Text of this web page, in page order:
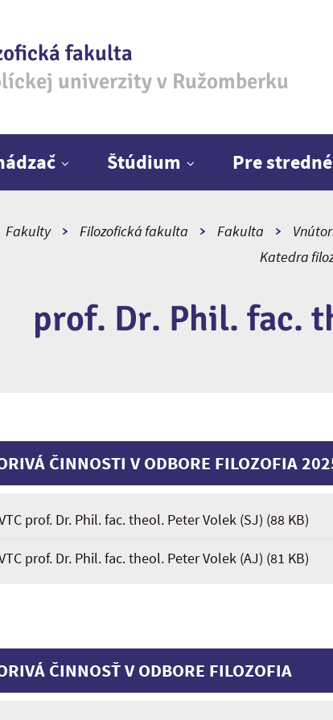
fakulta
univerzity v Ružomberku
Štúdium Pre
Fakulty Filozofická fakulta Fakulta
Katedra
prof. Dr. Phil. fac.
ČINNOSTI V ODBORE FILOZOFIA
prof. Dr. Phil. fac. theol. Peter Volek (SJ) (88 KB)
prof. Dr. Phil. fac. theol. Peter Volek (AJ) (81 KB)
ČINNOSŤ V ODBORE FILOZOFIA